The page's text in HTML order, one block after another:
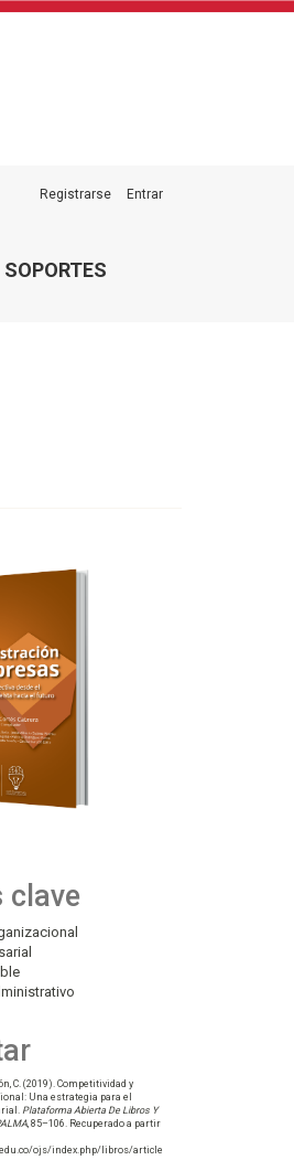
SOPORTES
Registrarse Entrar
clave
C. (2019). Competitividad y
Una estrategia para el
Plataforma Abierta De Libros Y
, 85–106. Recuperado a partir
ojs/index.php/libros/article